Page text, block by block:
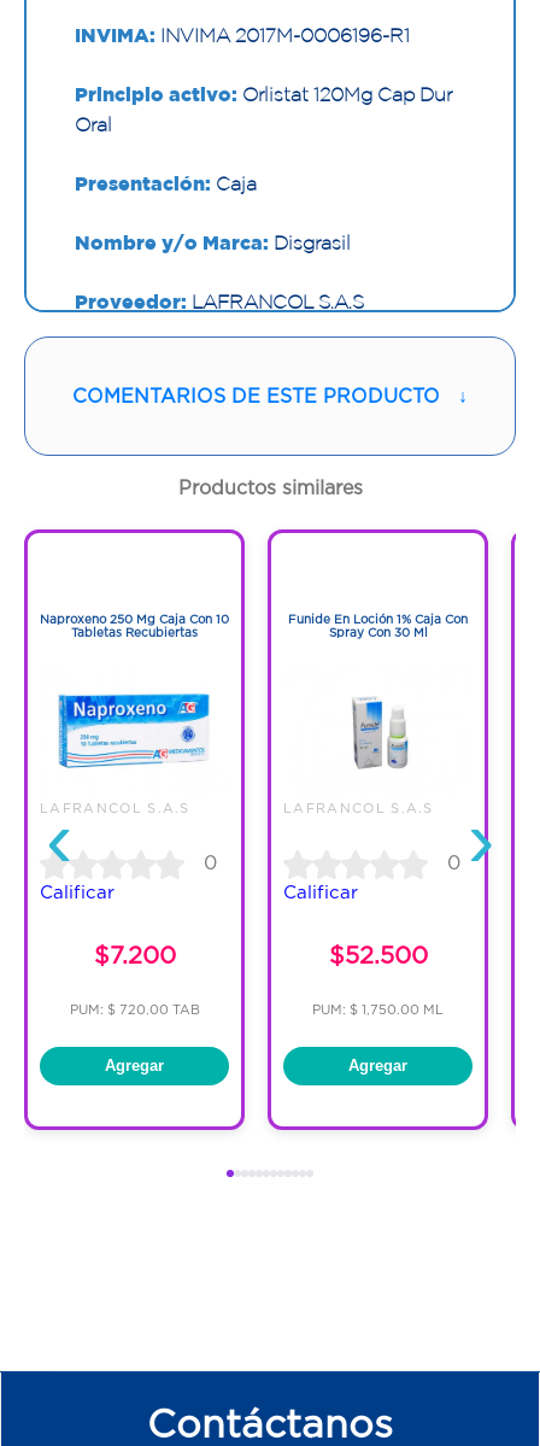
INVIMA: INVIMA 2017M-0006196-R1
Principio activo: Orlistat 120Mg Cap Dur
Oral
Presentación: Caja
Nombre y/o Marca: Disgrasil
Proveedor: LAFRANCOL S.A.S
60 Cápsulas
Código:966518
COMENTARIOS DE ESTE PRODUCTO ↓
Productos similares
‹
Naproxeno 250 Mg Caja Con 10
Tabletas Recubiertas
LAFRANCOL S.A.S
0
Calificar
$7.200
PUM: $ 720.00 TAB
Agregar
Funide En Loción 1% Caja Con
Spray Con 30 Ml
LAFRANCOL S.A.S
0
Calificar
$52.500
PUM: $ 1,750.00 ML
Agregar
›
Contáctanos